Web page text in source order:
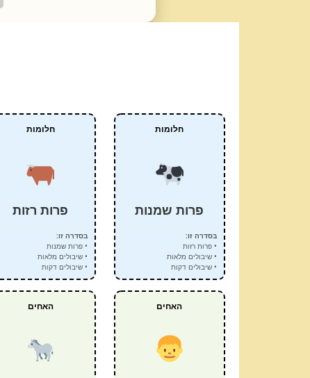
חלומות
פרות שמנות
בסדרה זו:
• פרות רזות
• שיבולים מלאות
• שיבולים דקות
חלומות
פרות רזות
בסדרה זו:
• פרות שמנות
• שיבולים מלאות
• שיבולים דקות
האחים האחים